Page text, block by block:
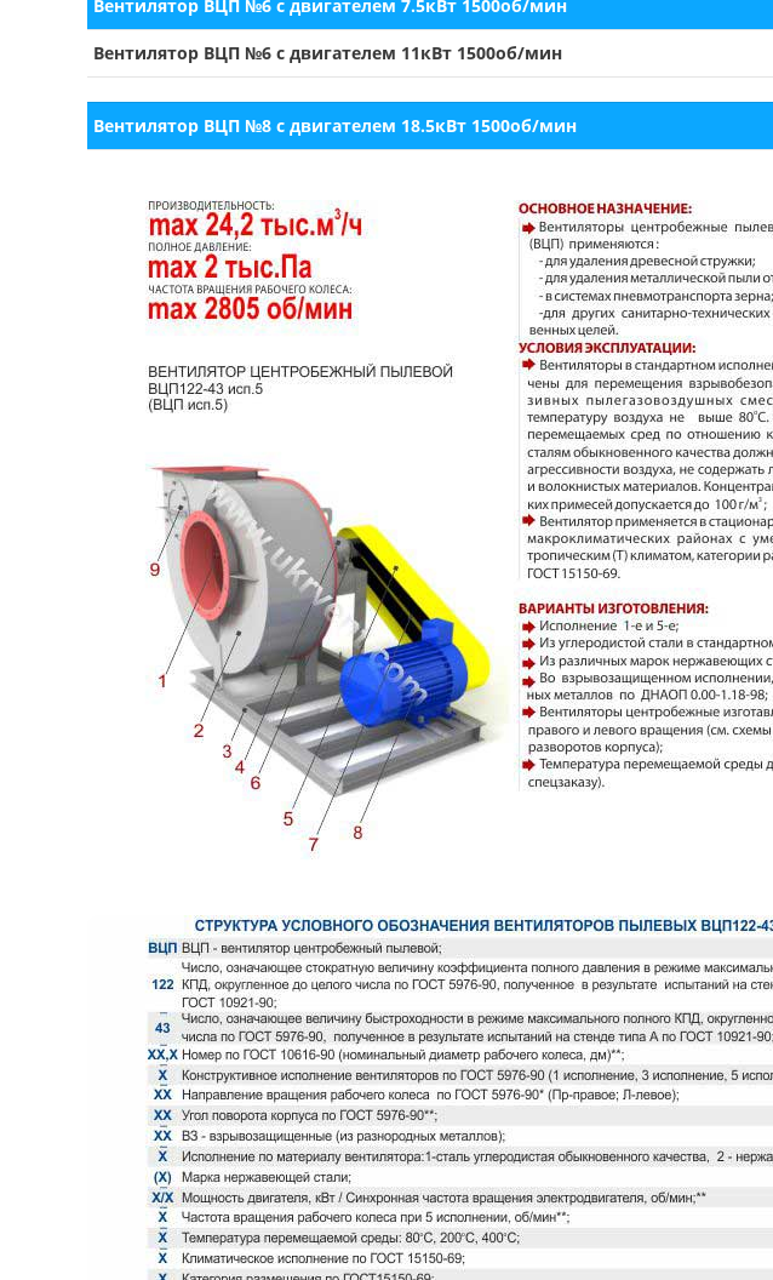
Вентилятор ВЦП №6 с двигателем 7.5кВт 1500об/мин
Вентилятор ВЦП №6 с двигателем 11кВт 1500об/мин
Вентилятор ВЦП №8 с двигателем 18.5кВт 1500об/мин